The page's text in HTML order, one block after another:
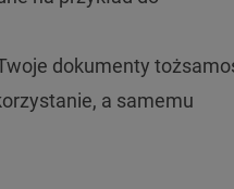
dokumenty
a samemu